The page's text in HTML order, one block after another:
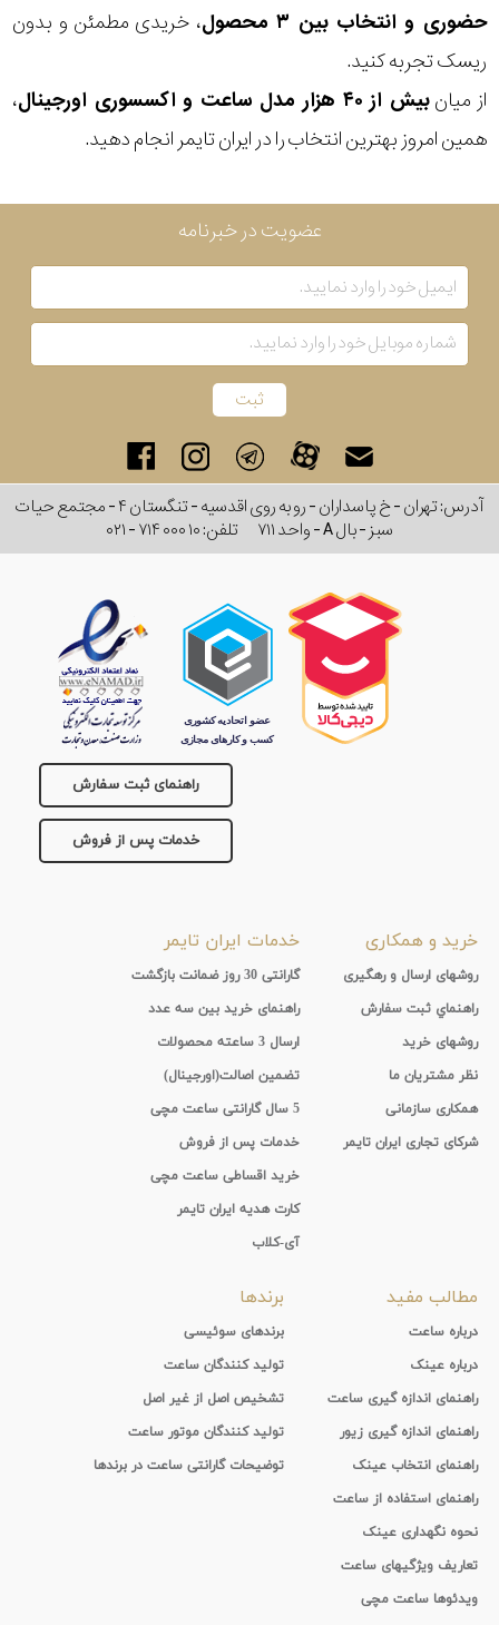
حضوری و انتخاب بین ۳ محصول
، خریدی مطمئن و بدون
ریسک تجربه کنید.
از میانبیش از ۴۰ هزار مدل ساعت و اکسسوری اورجینال
،
همین امروز بهترین انتخاب را در ایران تایمر انجام دهید.
گارانتی
رنگ
سرخابی
بیشتر...
اصالت
کشور
عضویت در خبرنامه
آدرس: تهران - خ پاسداران - رو به روی اقدسیه - تنگستان ۴ - مجتمع حیات
سبز - بال A - واحد ۷۱۱
تلفن:۰۲۱ - ۷۱۴ ۰۰۰ ۱۰
راهنمای ثبت سفارش
خدمات پس از فروش
خرید و همکاری
روشهای ارسال و رهگیری
راهنماي ثبت سفارش
روشهای خرید
نظر مشتریان ما
همکاری سازمانی
شرکای تجاری ایران تایمر
خدمات ایران تایمر
گارانتی 30 روز ضمانت بازگشت
راهنمای خرید بین سه عدد
ارسال 3 ساعته محصولات
تضمین اصالت(اورجینال)
5 سال گارانتی ساعت مچی
خدمات پس از فروش
خرید اقساطی ساعت مچی
کارت هدیه ایران تایمر
آی-کلاب
مطالب مفید
درباره ساعت
درباره عینک
راهنمای اندازه گیری ساعت
راهنمای اندازه گیری زیور
راهنمای انتخاب عینک
راهنمای استفاده از ساعت
نحوه نگهداری عینک
تعاریف ویژگیهای ساعت
ویدئوها ساعت مچی
برندها
برندهای سوئیسی
تولید کنندگان ساعت
تشخیص اصل از غیر اصل
تولید کنندگان موتور ساعت
توضیحات گارانتی ساعت در برندها